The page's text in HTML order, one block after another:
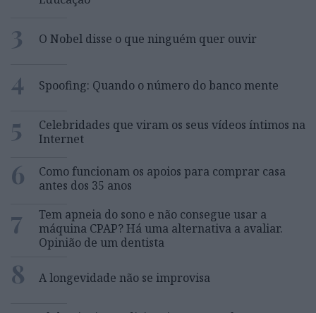
3 O Nobel disse o que ninguém quer ouvir
4 Spoofing: Quando o número do banco mente
5
Celebridades que viram os seus vídeos íntimos na
Internet
6
Como funcionam os apoios para comprar casa
antes dos 35 anos
7
Tem apneia do sono e não consegue usar a
máquina CPAP? Há uma alternativa a avaliar.
Opinião de um dentista
8 A longevidade não se improvisa